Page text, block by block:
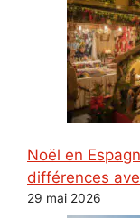
Noël en Espagne : traditions, marchés et
différences
29 mai 2026